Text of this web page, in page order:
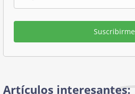
Suscribirme
Artículos interesantes: